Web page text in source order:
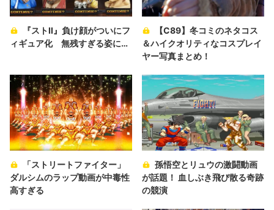
『ストII』負け顔がついにフ
ィギュア化 無残すぎる姿に…
【C89】冬コミのネタコス
＆ハイクオリティなコスプレイ
ヤー写真まとめ！
「ストリートファイター」
ダルシムのラップ動画が中毒性
高すぎる
孫悟空とリュウの激闘動画
が話題！ 血しぶき飛び散る奇跡
の競演